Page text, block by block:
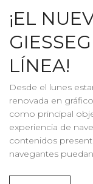
¡EL
LÍNEA!
Desde el lunes
renovada en
como principal
experiencia de
contenidos
navegantes